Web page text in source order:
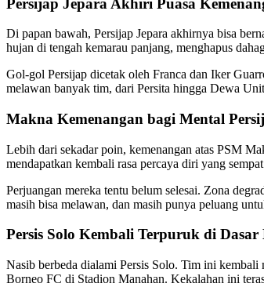
Di papan bawah, Persijap Jepara akhirnya bisa
hujan di tengah kemarau panjang, menghapus
Gol-gol Persijap dicetak oleh Franca dan Iker
melawan banyak tim, dari Persita hingga Dewa
Makna Kemenangan bagi Mental
Lebih dari sekadar poin, kemenangan atas PSM
mendapatkan kembali rasa percaya diri yang
Perjuangan mereka tentu belum selesai. Zona
masih bisa melawan, dan masih punya peluang
Persis Solo Kembali Terpuruk di Dasar
Nasib berbeda dialami Persis Solo. Tim ini kembali
Borneo FC di Stadion Manahan. Kekalahan ini